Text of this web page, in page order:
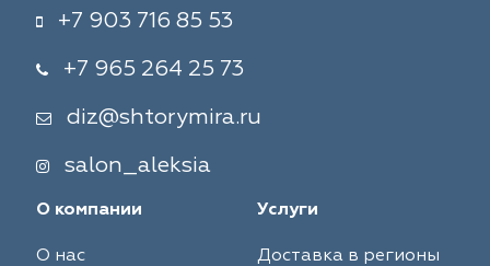
+7 903 716 85 53
+7 965 264 25 73
diz@shtorymira.ru
salon_aleksia
О компании
О нас
Услуги
Доставка в регионы